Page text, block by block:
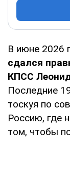
В июне 2026
сдался
КПСС
Последние
тоскуя по
Россию, где
том, чтобы